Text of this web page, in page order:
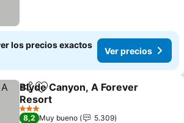
los precios exactos
Ver precios
CompartirAgregar a favoritos
Blyde Canyon, A Forever
Resort
Ver precios
3 Estrellas
8,2 Muy bueno
5.309